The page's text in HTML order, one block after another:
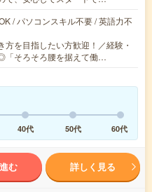
/ パソコンスキル不要 / 英語力不
方を目指したい方歓迎！／経験・
「そろそろ腰を据えて働…
40代 50代 60代
む 詳しく見る